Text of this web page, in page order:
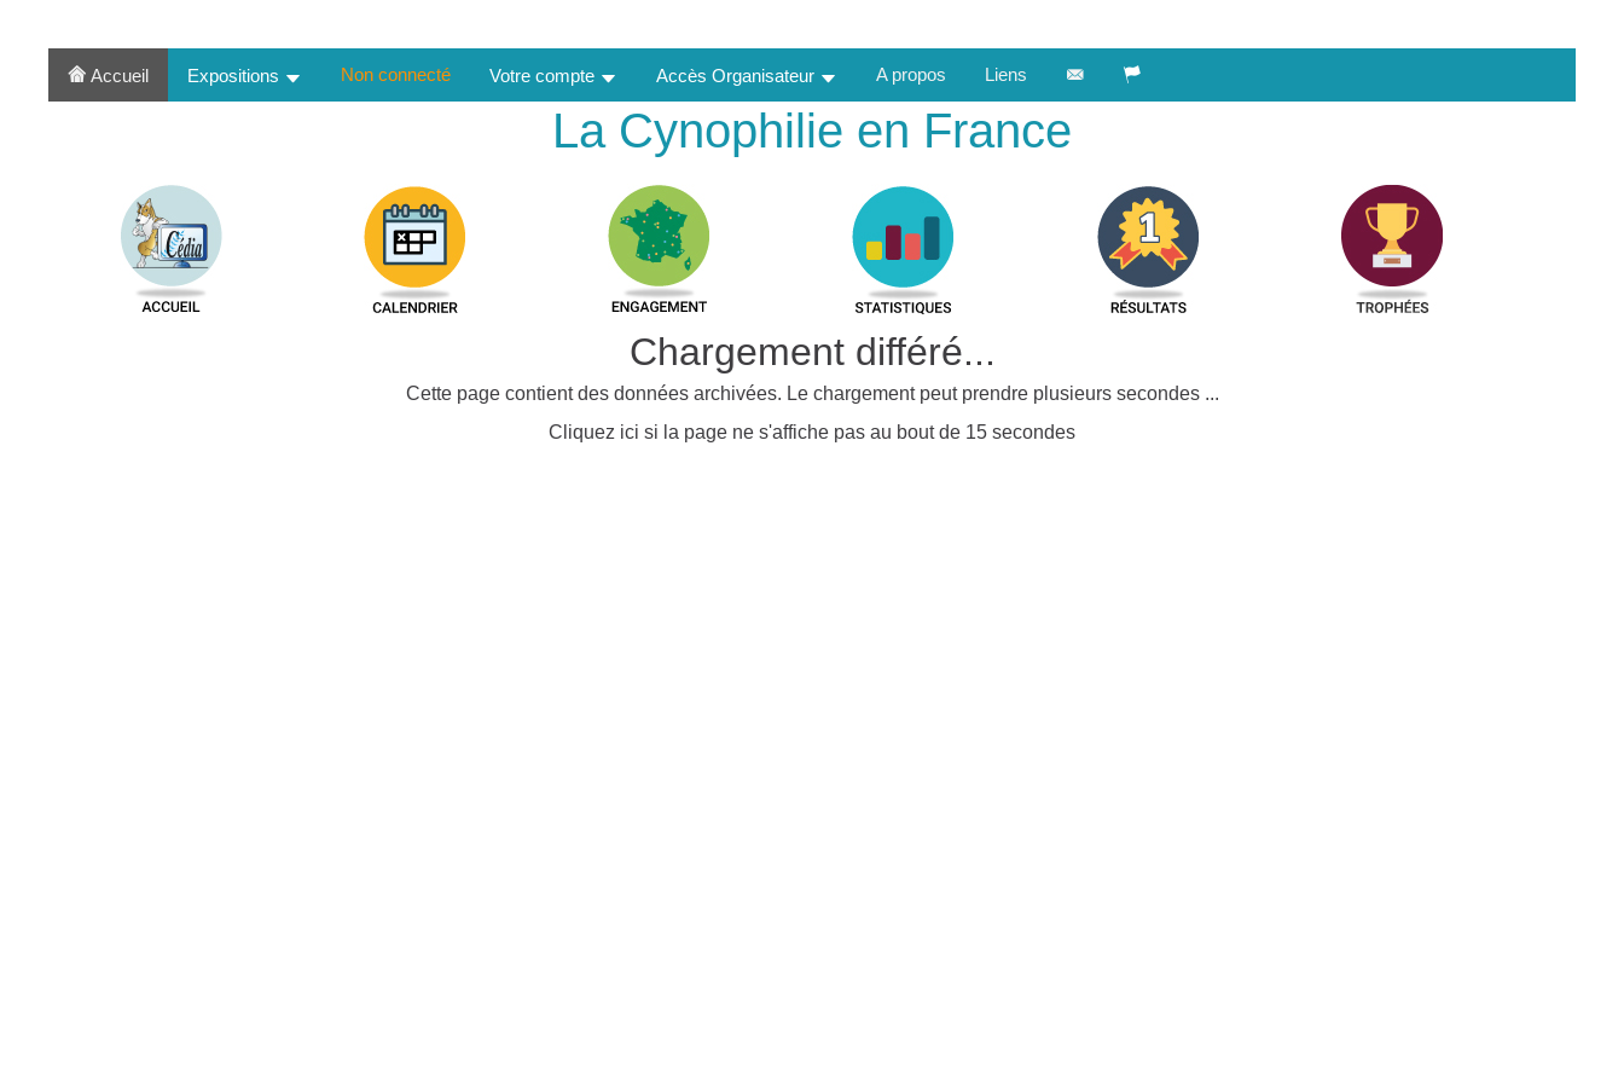
Accueil Expositions Non connecté Votre compte Accès Organisateur A propos Liens
La Cynophilie en France
Chargement différé...
Cette page contient des données archivées. Le chargement peut prendre plusieurs secondes ...
Cliquez ici si la page ne s'affiche pas au bout de 15 secondes